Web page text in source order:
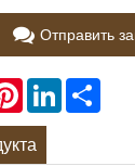
Отправить
PinterestLinkedIn